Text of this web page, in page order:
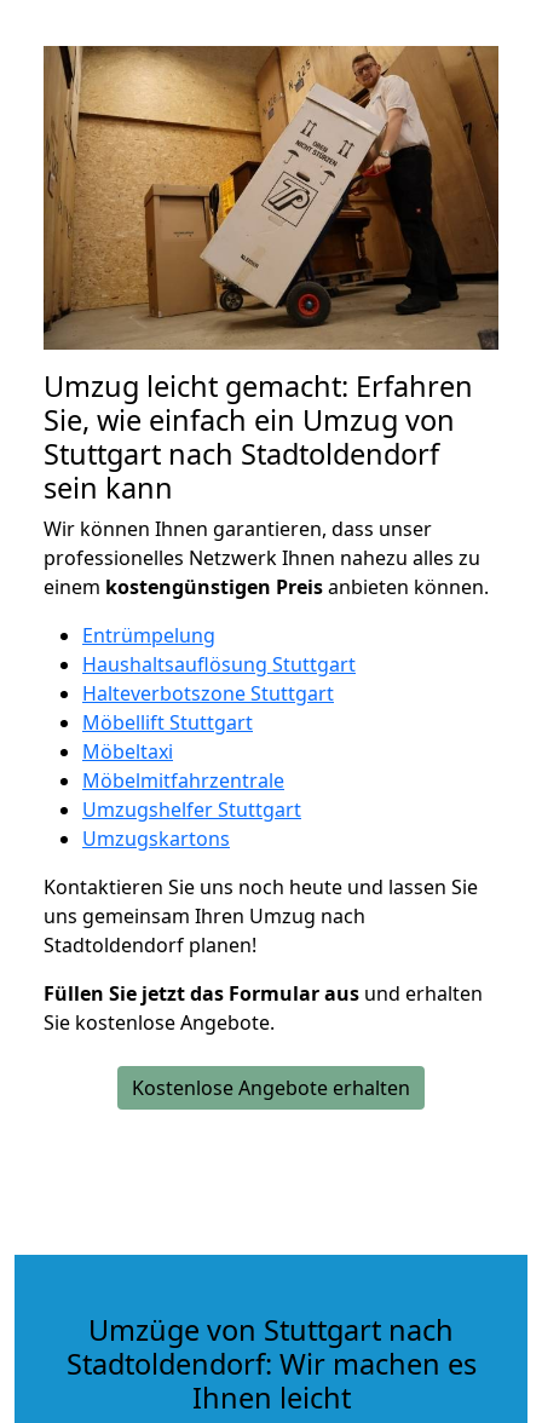
Umzug leicht gemacht: Erfahren
Sie, wie einfach ein Umzug von
Stuttgart nach Stadtoldendorf
sein kann
Wir können Ihnen garantieren, dass unser
professionelles Netzwerk Ihnen nahezu alles zu
einem kostengünstigen Preisanbieten können.
Entrümpelung
Haushaltsauflösung Stuttgart
Halteverbotszone Stuttgart
Möbellift Stuttgart
Möbeltaxi
Möbelmitfahrzentrale
Umzugshelfer Stuttgart
Umzugskartons
Kontaktieren Sie uns noch heute und lassen Sie
uns gemeinsam Ihren Umzug nach
Stadtoldendorf planen!
Füllen Sie jetzt das Formular aus und erhalten
Sie kostenlose Angebote.
Kostenlose Angebote erhalten
Umzüge von Stuttgart nach
Stadtoldendorf: Wir machen es
Ihnen leicht